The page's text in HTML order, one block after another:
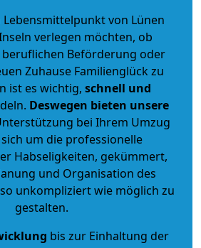
Lebensmittelpunkt von Lünen
verlegen möchten, ob
Beförderung oder
Zuhause Familienglück zu
ist es wichtig, schnell und
Deswegen bieten unsere
bei Ihrem Umzug
um die professionelle
Habseligkeiten, gekümmert,
und Organisation des
unkompliziert wie möglich zu
gestalten.
bis zur Einhaltung der